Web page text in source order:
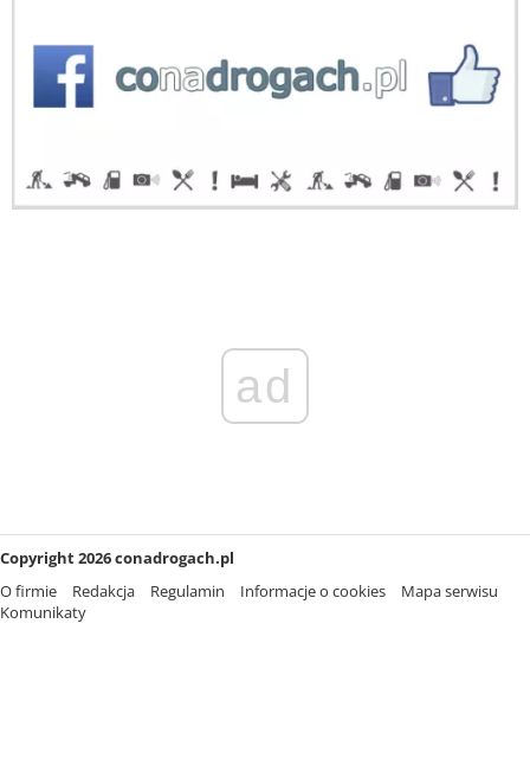
ad
Copyright 2026 conadrogach.pl
O firmie
Redakcja Regulamin Informacje o cookies
Mapa serwisu
Komunikaty